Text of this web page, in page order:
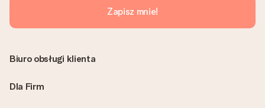
Zapisz mnie!
Biuro obsługi klienta
Dla Firm